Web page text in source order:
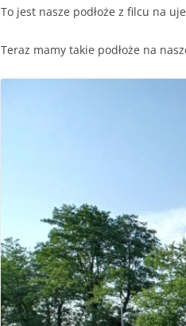
To jest nasze podłoże z filcu na
Teraz mamy takie podłoże na